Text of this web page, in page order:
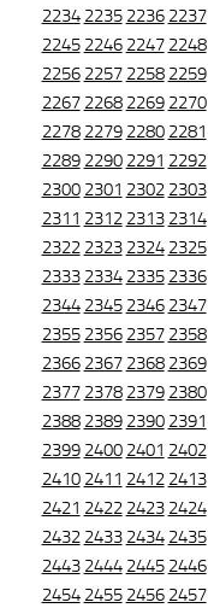
2234 2235 2236 2237
2245 2246 2247 2248
2256 2257 2258 2259
2267 2268 2269 2270
2278 2279 2280 2281
2289 2290 2291 2292
2300 2301 2302 2303
2311 2312 2313 2314
2322 2323 2324 2325
2333 2334 2335 2336
2344 2345 2346 2347
2355 2356 2357 2358
2366 2367 2368 2369
2377 2378 2379 2380
2388 2389 2390 2391
2399 2400 2401 2402
2410 2411 2412 2413
2421 2422 2423 2424
2432 2433 2434 2435
2443 2444 2445 2446
2454 2455 2456 2457